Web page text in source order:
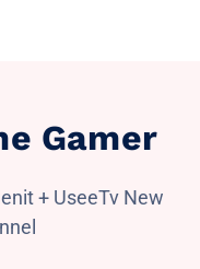
Gamer
+ UseeTv New